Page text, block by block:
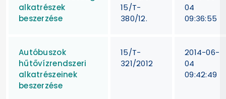
alkatrészek
beszerzése
15/T-
380/12.
04
09:36:55
Autóbuszok
hűtővízrendszeri
alkatrészeinek
beszerzése
15/T-
321/2012
2014-06-
04
09:42:49